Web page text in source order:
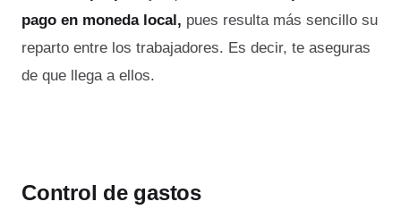
pago en moneda local, pues resulta más sencillo su
reparto entre los trabajadores. Es decir, te aseguras
de que llega a ellos.
Control de gastos